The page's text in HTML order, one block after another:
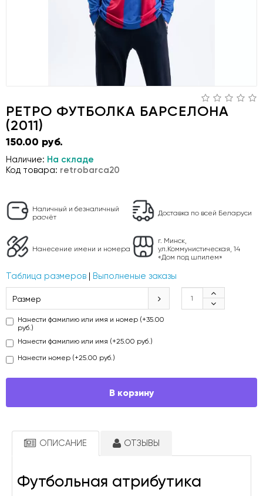
РЕТРО ФУТБОЛКА БАРСЕЛОНА
(2011)
150.00 руб.
Наличие: На складе
Код товара: retrobarca20
Наличный и безналичный
расчёт
Доставка по всей Беларуси
Нанесение имени и номера
г. Минск,
ул.Коммунистическая, 14
«Дом под шпилем»
Таблица размеров | Выполненые заказы
Размер
Нанести фамилию или имя и номер (+35.00
руб.)
Нанести фамилию или имя (+25.00 руб.)
Нанести номер (+25.00 руб.)
В корзину
ОПИСАНИЕ ОТЗЫВЫ
Футбольная атрибутика